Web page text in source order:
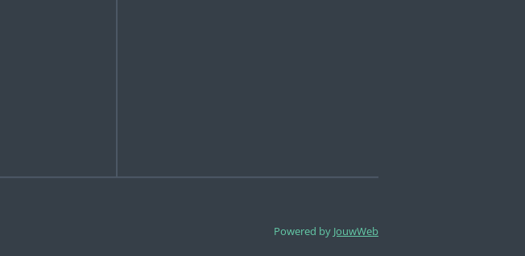
Powered by JouwWeb